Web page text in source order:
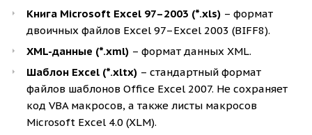
Книга Microsoft Excel 97–2003 (*.xls) – формат
двоичных файлов Excel 97–Excel 2003 (BIFF8).
XML-данные (*.xml) – формат данных XML.
Шаблон Excel (*.xltx) – стандартный формат
файлов шаблонов Office Excel 2007. Не сохраняет
код VBA макросов, а также листы макросов
Microsoft Excel 4.0 (XLM).